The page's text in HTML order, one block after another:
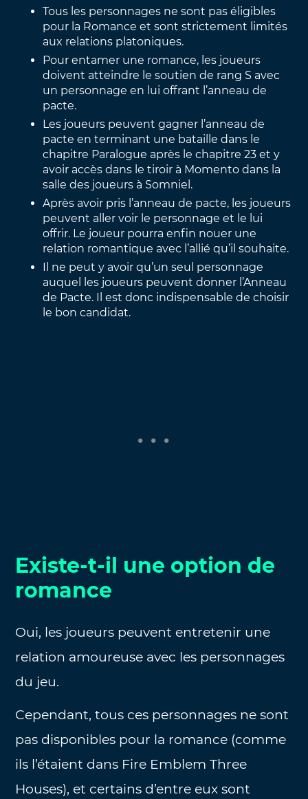
Tous les personnages ne sont pas éligibles
pour la Romance et sont strictement limités
aux relations platoniques.
Pour entamer une romance, les joueurs
doivent atteindre le soutien de rang S avec
un personnage en lui offrant l’anneau de
pacte.
Les joueurs peuvent gagner l’anneau de
pacte en terminant une bataille dans le
chapitre Paralogue après le chapitre 23 et y
avoir accès dans le tiroir à Momento dans la
salle des joueurs à Somniel.
Après avoir pris l’anneau de pacte, les joueurs
peuvent aller voir le personnage et le lui
offrir. Le joueur pourra enfin nouer une
relation romantique avec l’allié qu’il souhaite.
Il ne peut y avoir qu’un seul personnage
auquel les joueurs peuvent donner l’Anneau
de Pacte. Il est donc indispensable de choisir
le bon candidat.
Existe-t-il une option de
romance
Oui, les joueurs peuvent entretenir une
relation amoureuse avec les personnages
du jeu.
Cependant, tous ces personnages ne sont
pas disponibles pour la romance (comme
ils l’étaient dans Fire Emblem Three
Houses), et certains d’entre eux sont